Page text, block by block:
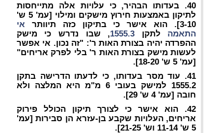
40. בעדותו הבהיר, כי עלויות אלה מתייחסות
לתיקון באמצעות חירוץ מישקים ומילוי [עמ' 5 ש'
3-10]. הוא אישר כי בתיקון כזה תיוותר
אי
התאמה לתקן 1555.3, שבו נדרש כי מישק
ההפרדה יהיה בצורת האות ר': "זה נכון. אי אפשר
לעשות מישק בצורת האות ר' בלי לפרק אריחים"
[עמ' 5 ש' 18-20].
41. עוד מסר בעדותו, כי לדעתו הדרישה בתקן
1555.2 למישק בעובי 6 מ"מ היא המלצה ולא
חובה [עמ' 4 ש' 29].
42. הוא אישר כי לצורך תיקון הכולל פירוק
אריחים, העלויות שקבע בן-עזרא הן סבירות [עמ'
5 ש' 11-14 וש' 21-25].